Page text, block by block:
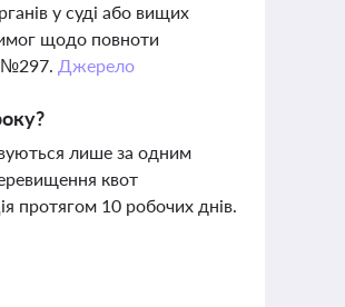
у суді або вищих
щодо повноти
№297. Джерело
лише за одним
квот
протягом 10 робочих днів.